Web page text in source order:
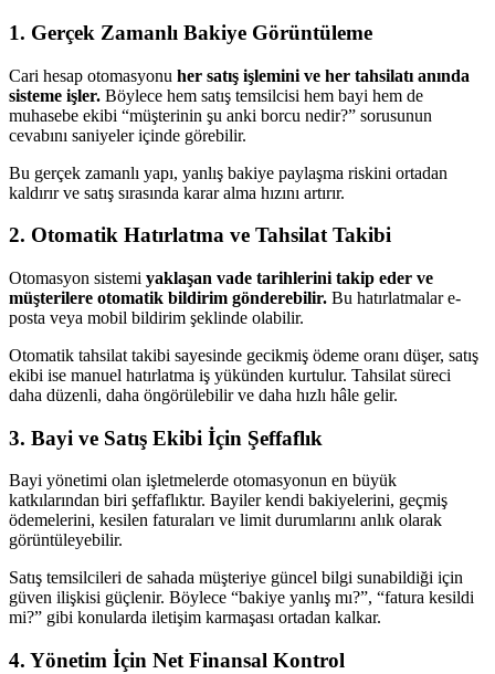
1. Gerçek Zamanlı Bakiye Görüntüleme
Cari hesap otomasyonu her satış işlemini ve her tahsilatı anında
sisteme işler. Böylece hem satış temsilcisi hem bayi hem de
muhasebe ekibi “müşterinin şu anki borcu nedir?” sorusunun
cevabını saniyeler içinde görebilir.
Bu gerçek zamanlı yapı, yanlış bakiye paylaşma riskini ortadan
kaldırır ve satış sırasında karar alma hızını artırır.
2. Otomatik Hatırlatma ve Tahsilat Takibi
Otomasyon sistemi yaklaşan vade tarihlerini takip eder ve
müşterilere otomatik bildirim gönderebilir. Bu hatırlatmalar e-
posta veya mobil bildirim şeklinde olabilir.
Otomatik tahsilat takibi sayesinde gecikmiş ödeme oranı düşer, satış
ekibi ise manuel hatırlatma iş yükünden kurtulur. Tahsilat süreci
daha düzenli, daha öngörülebilir ve daha hızlı hâle gelir.
3. Bayi ve Satış Ekibi İçin Şeffaflık
Bayi yönetimi olan işletmelerde otomasyonun en büyük
katkılarından biri şeffaflıktır. Bayiler kendi bakiyelerini, geçmiş
ödemelerini, kesilen faturaları ve limit durumlarını anlık olarak
görüntüleyebilir.
Satış temsilcileri de sahada müşteriye güncel bilgi sunabildiği için
güven ilişkisi güçlenir. Böylece “bakiye yanlış mı?”, “fatura kesildi
mi?” gibi konularda iletişim karmaşası ortadan kalkar.
4. Yönetim İçin Net Finansal Kontrol